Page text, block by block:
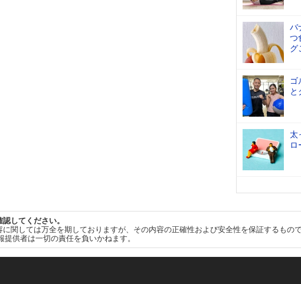
バ
つ
グ
ゴ
と
太
ロ
してください。
関しては万全を期しておりますが、その内容の正確性および安全性を保証するもの
供者は一切の責任を負いかねます。